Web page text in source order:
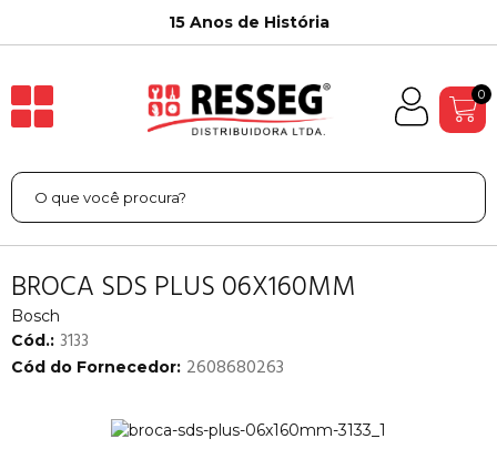
15 Anos de História
0
BROCA SDS PLUS 06X160MM
Bosch
Cód.: 3133
Cód do Fornecedor: 2608680263